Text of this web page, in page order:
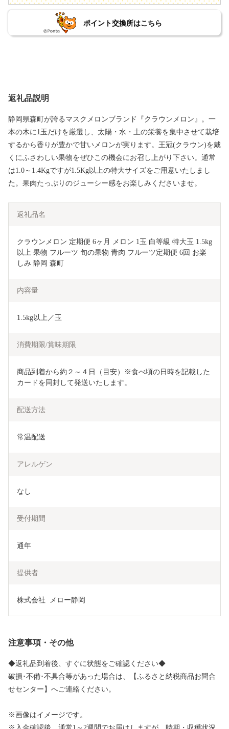
ポイント交換所はこちら
返礼品説明
静岡県森町が誇るマスクメロンブランド『クラウンメロン』。一
本の木に1玉だけを厳選し、太陽・水・土の栄養を集中させて栽培
するから香りが豊かで甘いメロンが実ります。王冠(クラウン)を戴
くにふさわしい果物をぜひこの機会にお召し上がり下さい。通常
は1.0～1.4Kgですが1.5Kg以上の特大サイズをご用意いたしまし
た。果肉たっぷりのジューシー感をお楽しみくださいませ。
返礼品名
クラウンメロン 定期便 6ヶ月 メロン 1玉 白等級 特大玉 1.5kg
以上 果物 フルーツ 旬の果物 青肉 フルーツ定期便 6回 お楽
しみ 静岡 森町
内容量
1.5kg以上／玉
消費期限/賞味期限
商品到着から約２～４日（目安）※食べ頃の日時を記載した
カードを同封して発送いたします。
配送方法
常温配送
アレルゲン
なし
受付期間
通年
提供者
株式会社  メロー静岡
注意事項・その他
◆返礼品到着後、すぐに状態をご確認ください◆
破損･不備･不具合等があった場合は、【ふるさと納税商品お問合
せセンター】へご連絡ください。
※画像はイメージです。